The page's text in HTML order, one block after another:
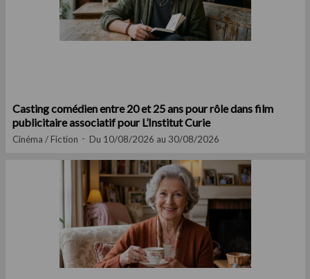
Casting comédien entre 20 et 25 ans pour rôle dans film
publicitaire associatif pour L’Institut Curie
Cinéma / Fiction Du 10/08/2026 au 30/08/2026